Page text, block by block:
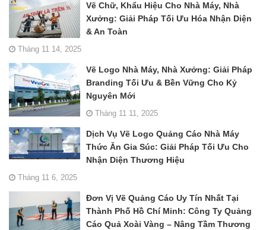
Vẽ Chữ, Khẩu Hiệu Cho Nhà Máy, Nhà
Xưởng: Giải Pháp Tối Ưu Hóa Nhận Diện
& An Toàn
Tháng 11 14, 2025
Vẽ Logo Nhà Máy, Nhà Xưởng: Giải Pháp
Branding Tối Ưu & Bền Vững Cho Kỷ
Nguyên Mới
Tháng 11 11, 2025
Dịch Vụ Vẽ Logo Quảng Cáo Nhà Máy
Thức Ăn Gia Súc: Giải Pháp Tối Ưu Cho
Nhận Diện Thương Hiệu
Tháng 11 6, 2025
Đơn Vị Vẽ Quảng Cáo Uy Tín Nhất Tại
Thành Phố Hồ Chí Minh: Công Ty Quảng
Cáo Quả Xoài Vàng – Nâng Tầm Thương